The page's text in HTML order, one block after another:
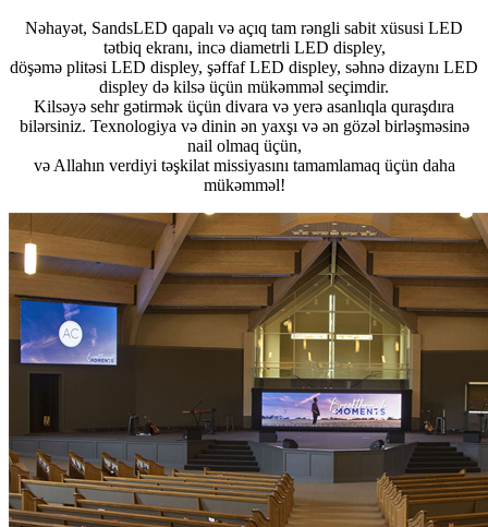
Nəhayət, SandsLED qapalı və açıq tam rəngli sabit xüsusi LED
tətbiq ekranı, incə diametrli LED displey,
döşəmə plitəsi LED displey, şəffaf LED displey, səhnə dizaynı LED
displey də kilsə üçün mükəmməl seçimdir.
Kilsəyə sehr gətirmək üçün divara və yerə asanlıqla quraşdıra
bilərsiniz. Texnologiya və dinin ən yaxşı və ən gözəl birləşməsinə
nail olmaq üçün,
və Allahın verdiyi təşkilat missiyasını tamamlamaq üçün daha
mükəmməl!